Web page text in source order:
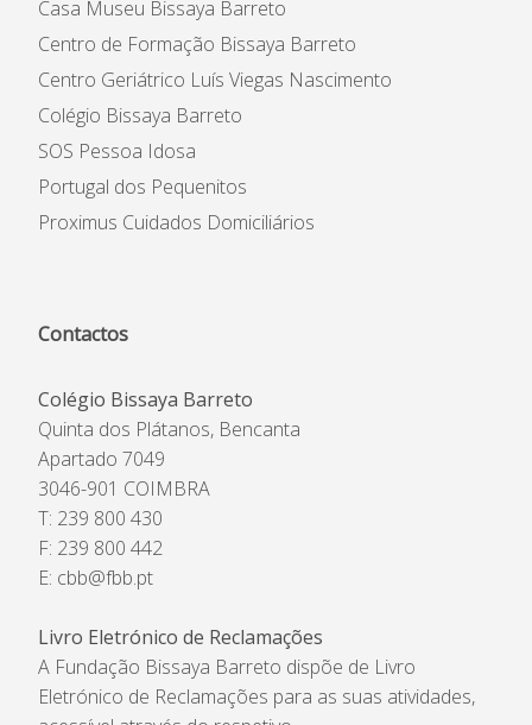
Casa Museu Bissaya Barreto
Centro de Formação Bissaya Barreto
Centro Geriátrico Luís Viegas Nascimento
Colégio Bissaya Barreto
SOS Pessoa Idosa
Portugal dos Pequenitos
Proximus Cuidados Domiciliários
Contactos
Colégio Bissaya Barreto
Quinta dos Plátanos, Bencanta
Apartado 7049
3046-901 COIMBRA
T: 239 800 430
F: 239 800 442
E: cbb@fbb.pt
Livro Eletrónico de Reclamações
A Fundação Bissaya Barreto dispõe de Livro
Eletrónico de Reclamações para as suas atividades,